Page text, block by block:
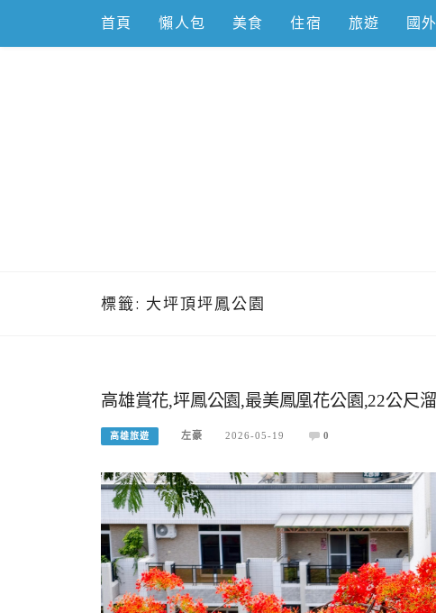
content
首頁 懶人包 美食 住宿 旅遊 國外
標籤: 大坪頂坪鳳公園
高雄賞花,坪鳳公園,最美鳳凰花公園,22公尺
高雄旅遊 左豪 2026-05-19 0